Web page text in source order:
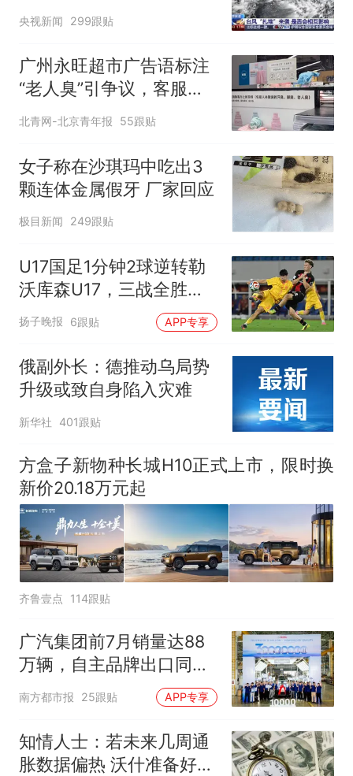
央视新闻 299跟贴
广州永旺超市广告语标注
“老人臭”引争议，客服回
应
北青网-北京青年报 55跟贴
女子称在沙琪玛中吃出3
颗连体金属假牙 厂家回应
极目新闻 249跟贴
U17国足1分钟2球逆转勒
沃库森U17，三战全胜！
赵松源替补登场传射建功
扬子晚报 6跟贴 APP专享
俄副外长：德推动乌局势
升级或致自身陷入灾难
新华社 401跟贴
方盒子新物种长城H10正式上市，限时换
新价20.18万元起
齐鲁壹点 114跟贴
广汽集团前7月销量达88
万辆，自主品牌出口同比
增130%
南方都市报 25跟贴 APP专享
知情人士：若未来几周通
胀数据偏热 沃什准备好加